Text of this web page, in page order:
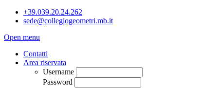
+39.039.20.24.262
sede@collegiogeometri.mb.it
Open menu
Contatti
Area riservata
Username
Password